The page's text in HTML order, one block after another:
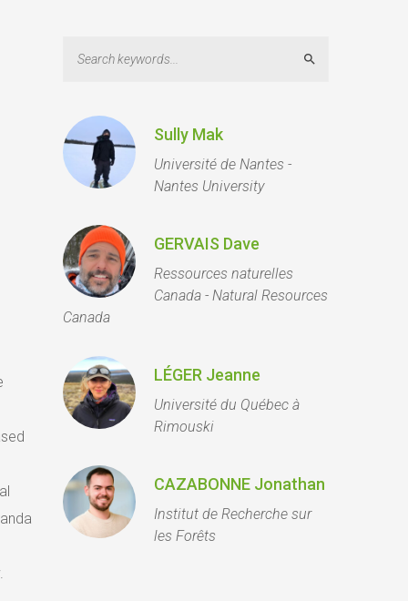
Search
Sully Mak
Université de Nantes -
Nantes University
GERVAIS Dave
Ressources naturelles
Canada - Natural Resources
Canada
LÉGER Jeanne
Université du Québec à
Rimouski
CAZABONNE Jonathan
Institut de Recherche sur
les Forêts